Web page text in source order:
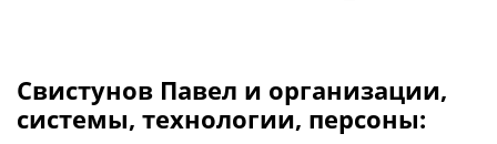
Свистунов Павел и организации,
системы, технологии, персоны: